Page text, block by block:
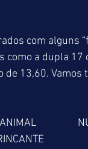
com alguns
a dupla 17
de 13,60.
BRINCANTE